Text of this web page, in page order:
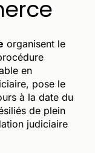
organisent le
en
pose le
à la date du
de plein
judiciaire